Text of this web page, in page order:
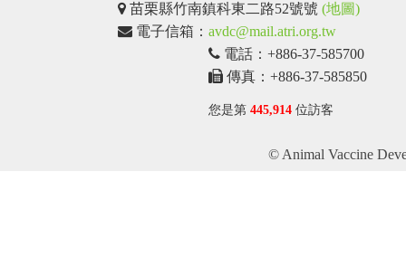
苗栗縣竹南鎮科東二路52號號 (地圖)
電子信箱： avdc@mail.atri.org.tw
電話：+886-37-585700
傳真：+886-37-585850
您是第 445,914 位訪客
© Animal Vaccine